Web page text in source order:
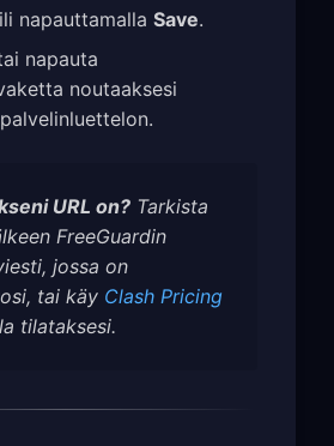
napauttamalla Save.
napauta
noutaaksesi
URL on? Tarkista
FreeGuardin
jossa on
tai käy Clash Pricing
tilataksesi.